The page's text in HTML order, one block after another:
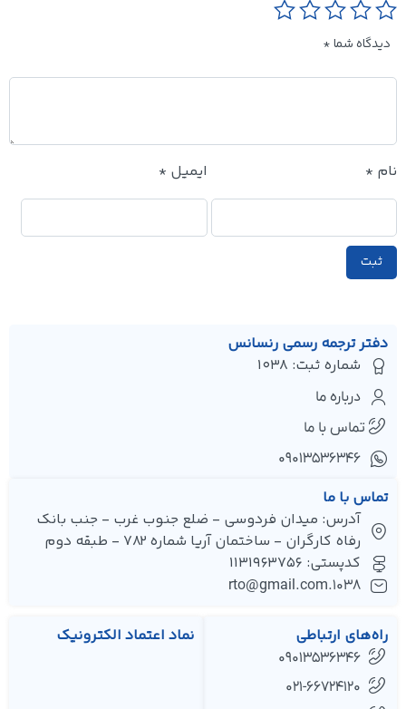
دیدگاه شما*
نام* ایمیل*
دفتر ترجمه رسمی رنسانس
شماره ثبت: 1038
درباره ما
تماس با ما
۰۹۰۱۳۵۳۶۳۴۶
تماس با ما
آدرس: میدان فردوسی - ضلع جنوب غرب - جنب بانک
رفاه کارگران - ساختمان آریا شماره 782 - طبقه دوم
کدپستی: 1131963756
1038.rto@gmail.com
راه‌های ارتباطی
09013536346
021-66724120
نماد اعتماد الکترونیک